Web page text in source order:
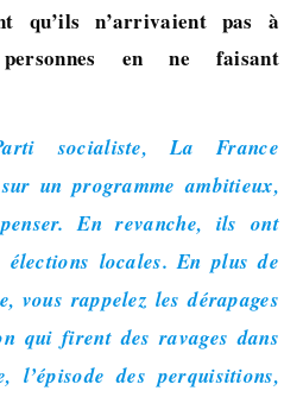
qu’ils n’arrivaient pas à
en ne faisant
socialiste, La France
un programme ambitieux,
En revanche, ils ont
locales. En plus de
vous rappelez les dérapages
qui firent des ravages dans
l’épisode des perquisitions,